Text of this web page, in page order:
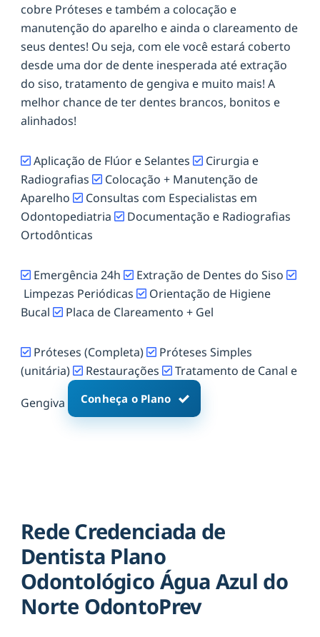
cobre Próteses e também a colocação e
manutenção do aparelho e ainda o clareamento de
seus dentes! Ou seja, com ele você estará coberto
desde uma dor de dente inesperada até extração
do siso, tratamento de gengiva e muito mais! A
melhor chance de ter dentes brancos, bonitos e
alinhados!
Aplicação de Flúor e Selantes
Cirurgia e
Radiografias
Colocação + Manutenção de
Aparelho
Consultas com Especialistas em
Odontopediatria
Documentação e Radiografias
Ortodônticas
Emergência 24h
Extração de Dentes do Siso
Limpezas Periódicas
Orientação de Higiene
Bucal
Placa de Clareamento + Gel
Próteses (Completa)
Próteses Simples
(unitária)
Restaurações Tratamento de Canal e
Gengiva Conheça o Plano
Rede Credenciada de
Dentista Plano
Odontológico Água Azul do
Norte OdontoPrev